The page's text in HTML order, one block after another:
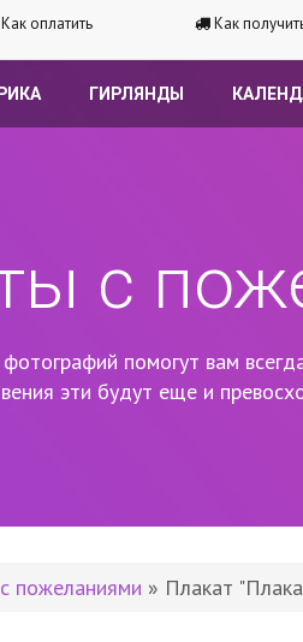
Как оплатить Как
ГИРЛЯНДЫ
с
помогут вам
эти будут еще и
пожеланиями » Плакат